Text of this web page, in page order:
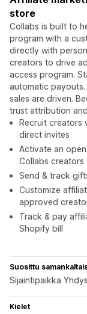
store
Collabs is built to
program with a
directly with
creators to drive
access program.
automatic
sales are driven.
trust attribution
Recruit creators
direct invites
Activate an
Collabs creators
Send & track
Customize
approved
Track & pay
Shopify bill
Suosittu
Sijaintipaikka
Kielet